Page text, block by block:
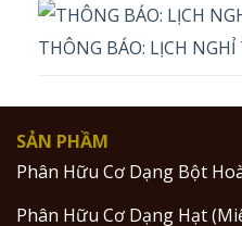
THÔNG BÁO: LỊCH
SẢN PHẦM
Phân Hữu Cơ Dạng Bột
Phân Hữu Cơ Dạng Hạt